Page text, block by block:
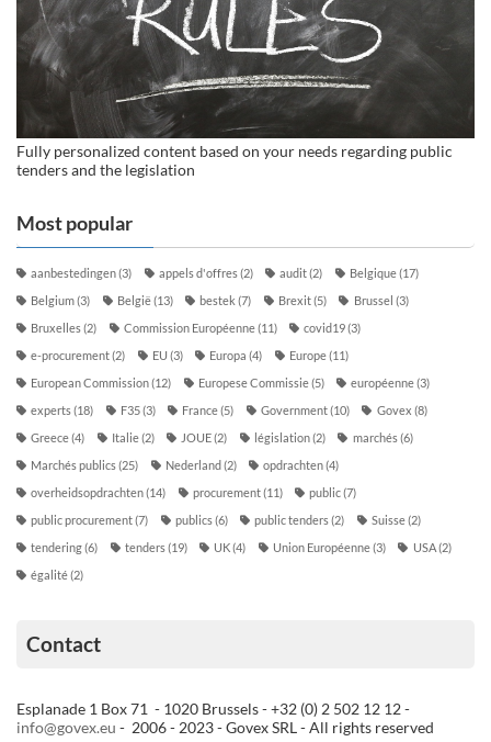
Fully personalized content based on your needs regarding public
tenders and the legislation
Most popular
aanbestedingen(3) appels d'offres(2) audit(2) Belgique(17)
Belgium(3) België(13) bestek (7) Brexit(5) Brussel (3)
Bruxelles(2) Commission Européenne(11) covid19(3)
e-procurement(2) EU(3) Europa (4) Europe(11)
European Commission(12) Europese Commissie(5) européenne(3)
experts(18) F35(3) France(5) Government(10) Govex (8)
Greece(4) Italie(2) JOUE(2) législation(2) marchés(6)
Marchés publics(25) Nederland (2) opdrachten(4)
overheidsopdrachten(14) procurement(11) public(7)
public procurement(7) publics(6) public tenders(2) Suisse(2)
tendering(6) tenders(19) UK(4) Union Européenne(3) USA(2)
égalité(2)
Contact
Esplanade 1 Box 71 - 1020 Brussels - +32 (0) 2 502 12 12 -
info@govex.eu - 2006 - 2023 - Govex SRL - All rights reserved